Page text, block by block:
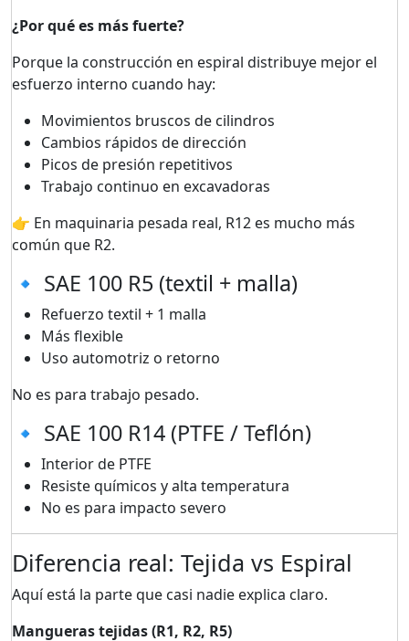
¿Por qué es más fuerte?
Porque la construcción en espiral distribuye mejor el
esfuerzo interno cuando hay:
Movimientos bruscos de cilindros
Cambios rápidos de dirección
Picos de presión repetitivos
Trabajo continuo en excavadoras
👉 En maquinaria pesada real, R12 es mucho más
común que R2.
🔹 SAE 100 R5 (textil + malla)
Refuerzo textil + 1 malla
Más flexible
Uso automotriz o retorno
No es para trabajo pesado.
🔹 SAE 100 R14 (PTFE / Teflón)
Interior de PTFE
Resiste químicos y alta temperatura
No es para impacto severo
Diferencia real: Tejida vs Espiral
Aquí está la parte que casi nadie explica claro.
Mangueras tejidas (R1, R2, R5)